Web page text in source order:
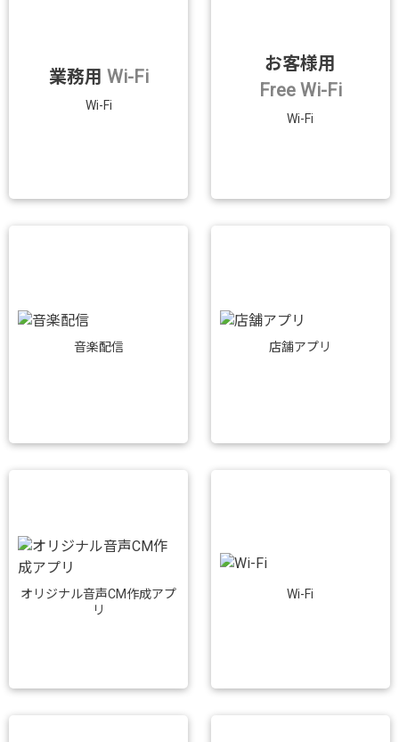
業務用 Wi-Fi
Wi-Fi
お客様用
Free Wi-Fi
Wi-Fi
音楽配信 店舗アプリ
オリジナル音声CM作成アプ
リ
Wi-Fi